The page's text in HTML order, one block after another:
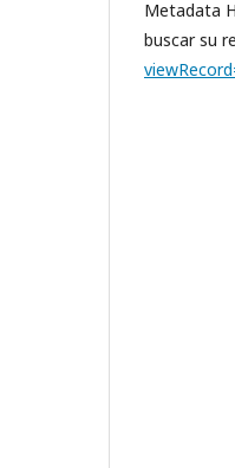
Metadata
buscar su